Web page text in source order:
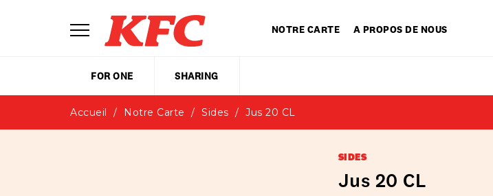
NOTRE CARTE A PROPOS DE NOUS
FOR ONE SHARING
Accueil Notre Carte Sides Jus 20 CL
SIDES
Jus 20 CL